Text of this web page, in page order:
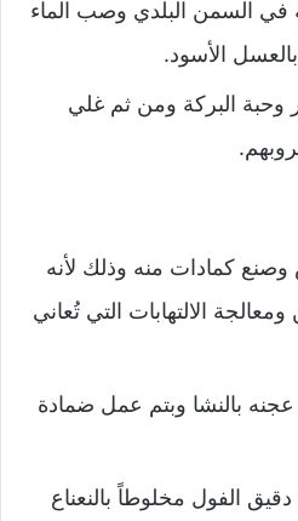
في السمن البلدي وصب الماء
الأسود.
وحبة البركة ومن ثم غلي
كمادات منه وذلك لأنه
الالتهابات التي تُعاني
بالنشا وبتم عمل ضمادة
الفول مخلوطاً بالنعناع